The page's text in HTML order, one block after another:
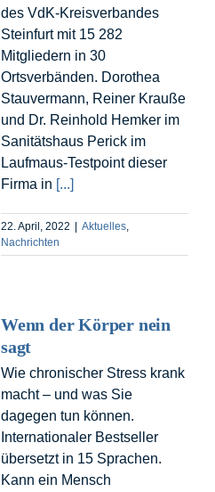
des VdK-Kreisverbandes
Steinfurt mit 15 282
Mitgliedern in 30
Ortsverbänden. Dorothea
Stauvermann, Reiner Krauße
und Dr. Reinhold Hemker im
Sanitätshaus Perick im
Laufmaus-Testpoint dieser
Firma in [...]
22. April, 2022 | Aktuelles
Nachrichten
Wenn der Körper nein
sagt
Wie chronischer Stress krank
macht – und was Sie
dagegen tun können.
Internationaler Bestseller
übersetzt in 15 Sprachen.
Kann ein Mensch